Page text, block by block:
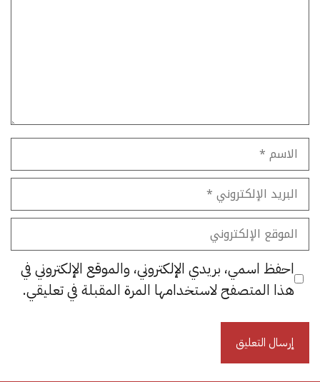
الاسم
البريد
الإلكتروني
الموقع
الإلكتروني
احفظ اسمي، بريدي الإلكتروني، والموقع الإلكتروني في
هذا المتصفح لاستخدامها المرة المقبلة في تعليقي.